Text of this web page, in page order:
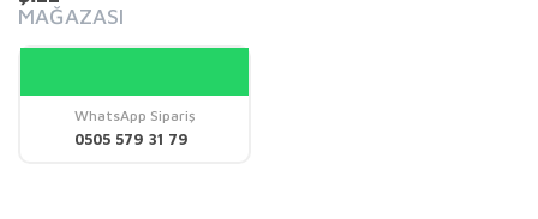
MAĞAZASI
WhatsApp Sipariş
0505 579 31 79